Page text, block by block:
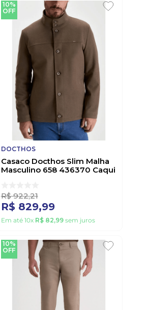
10%
OFF
DOCTHOS
Casaco Docthos Slim Malha
Masculino 658 436370 Caqui
R$ 922,21
R$ 829,99
Em até 10x R$ 82,99sem juros
10%
OFF